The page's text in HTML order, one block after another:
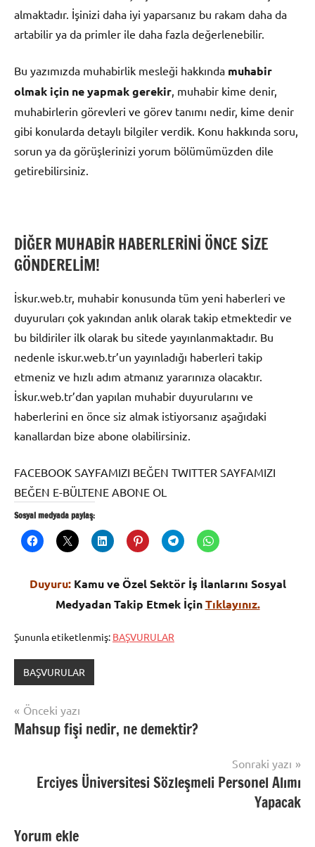
almaktadır. İşinizi daha iyi yaparsanız bu rakam daha da
artabilir ya da primler ile daha fazla değerlenebilir.
Bu yazımızda muhabirlik mesleği hakkında muhabir
olmak için ne yapmak gerekir, muhabir kime denir,
muhabirlerin görevleri ve görev tanımı nedir, kime denir
gibi konularda detaylı bilgiler verdik. Konu hakkında soru,
sorun ya da görüşlerinizi yorum bölümümüzden dile
getirebilirsiniz.
DİĞER MUHABİR HABERLERİNİ ÖNCE SİZE
GÖNDERELİM!
İskur.web.tr, muhabir konusunda tüm yeni haberleri ve
duyuruları çok yakından anlık olarak takip etmektedir ve
bu bildiriler ilk olarak bu sitede yayınlanmaktadır. Bu
nedenle iskur.web.tr’un yayınladığı haberleri takip
etmeniz ve hızlı adım atmanız yararınıza olacaktır.
İskur.web.tr’dan yapılan muhabir duyurularını ve
haberlerini en önce siz almak istiyorsanız aşağıdaki
kanallardan bize abone olabilirsiniz.
FACEBOOK SAYFAMIZI BEĞEN TWITTER SAYFAMIZI
BEĞEN E-BÜLTENE ABONE OL
Sosyal medyada paylaş:
Duyuru:Kamu ve Özel Sektör İş İlanlarını Sosyal
Medyadan Takip Etmek İçinTıklayınız.
Şununla etiketlenmiş: BAŞVURULAR
BAŞVURULAR
Yazı
gezinmesi
Önceki yazı
Mahsup fişi nedir, ne demektir?
Sonraki yazı
Erciyes Üniversitesi Sözleşmeli Personel Alımı
Yapacak
Yorum ekle